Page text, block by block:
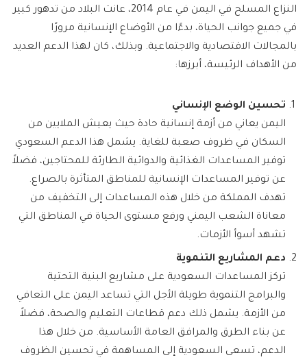
النزاع المسلح في اليمن في عام 2014، عانت البلاد من تدهور كبير
في جميع جوانب الحياة، بدءًا من الأوضاع الإنسانية مرورًا
بالمجالات الاقتصادية والاجتماعية. وبذلك، كان لهذا الدعم العديد
من الأهداف الرئيسة، أبرزها:
تحسين الوضع الإنساني
اليمن يعاني من أزمة إنسانية حادة حيث يعيش الملايين من
السكان في ظروف صعبة للغاية. يشمل هذا الدعم السعودي
توفير المساعدات الغذائية والدوائية الطارئة للمحتاجين، فضلاً
عن توفير المساعدات الإنسانية للمناطق المتأثرة بالصراع.
تهدف المملكة من خلال هذه المساعدات إلى التخفيف من
معاناة الشعب اليمني ورفع مستوى الحياة في المناطق التي
تشهد أسوأ الأزمات.
دعم المشاريع التنموية
تركز المساعدات السعودية على مشاريع البنية التحتية
والبرامج التنموية طويلة الأجل التي تساعد اليمن على التعافي
من الأزمة. يشمل ذلك دعم قطاعات التعليم والصحة، فضلاً
عن بناء الطرق والمرافق العامة الأساسية. من خلال هذا
الدعم، تسعى السعودية إلى المساهمة في تحسين الظروف